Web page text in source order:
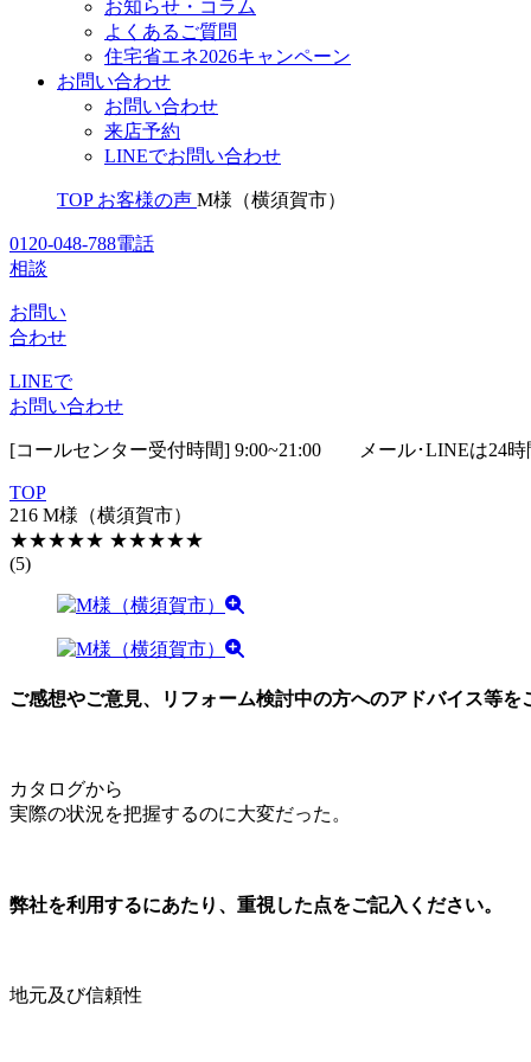
お知らせ・コラム
よくあるご質問
住宅省エネ2026キャンペーン
お問い合わせ
お問い合わせ
来店予約
LINEでお問い合わせ
TOP お客様の声 M様（横須賀市）
0120-048-788電話
相談
お問い
合わせ
LINEで
お問い合わせ
[コールセンター受付時間] 9:00~21:00 メール･LINEは24時
TOP
216 M様（横須賀市）
★★★★★ ★★★★★
(5)
ご感想やご意見、リフォーム検討中の方へのアドバイス等を
カタログから
実際の状況を把握するのに大変だった。
弊社を利用するにあたり、重視した点をご記入ください。
地元及び信頼性